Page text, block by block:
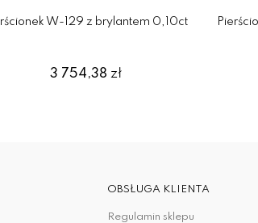
W-129 z brylantem 0,10ct
3 754,38 zł
OBSŁUGA KLIENTA
Regulamin sklepu